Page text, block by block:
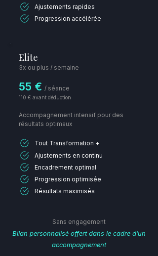
Ajustements rapides
Progression accélérée
Elite
3x ou plus / semaine
55 € / séance​
110 € avant déduction
Accompagnement intensif pour des
résultats optimaux
Tout Transformation +
Ajustements en continu
Encadrement optimal
Progression optimisée
Résultats maximisés
​Sans engagement
Bilan personnalisé offert dans le cadre d’un
accompagnement